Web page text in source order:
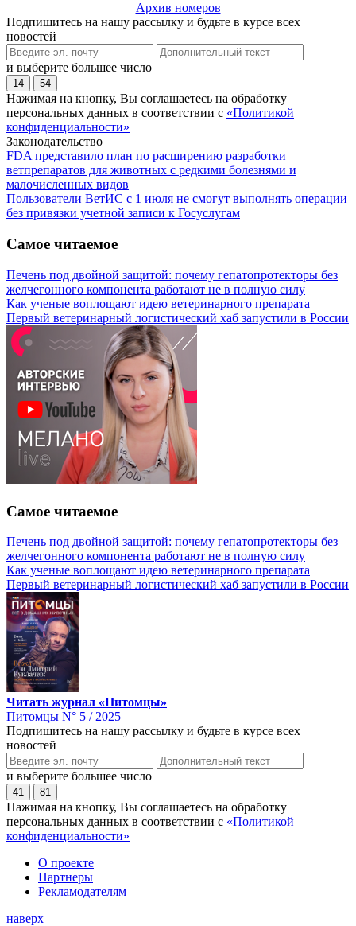
Архив номеров
Подпишитесь на нашу рассылку и будьте в курсе всех
новостей
и выберите большее число
14 54
Нажимая на кнопку, Вы соглашаетесь на обработку
персональных данных в соответствии с «Политикой
конфиденциальности»
Законодательство
FDA представило план по расширению разработки
ветпрепаратов для животных с редкими болезнями и
малочисленных видов
Пользователи ВетИС с 1 июля не смогут выполнять операции
без привязки учетной записи к Госуслугам
Самое читаемое
Печень под двойной защитой: почему гепатопротекторы без
желчегонного компонента работают не в полную силу
Как ученые воплощают идею ветеринарного препарата
Первый ветеринарный логистический хаб запустили в России
Самое читаемое
Печень под двойной защитой: почему гепатопротекторы без
желчегонного компонента работают не в полную силу
Как ученые воплощают идею ветеринарного препарата
Первый ветеринарный логистический хаб запустили в России
Читать журнал «Питомцы»
Питомцы N° 5 / 2025
Подпишитесь на нашу рассылку и будьте в курсе всех
новостей
и выберите большее число
41 81
Нажимая на кнопку, Вы соглашаетесь на обработку
персональных данных в соответствии с «Политикой
конфиденциальности»
О проекте
Партнеры
Рекламодателям
наверх